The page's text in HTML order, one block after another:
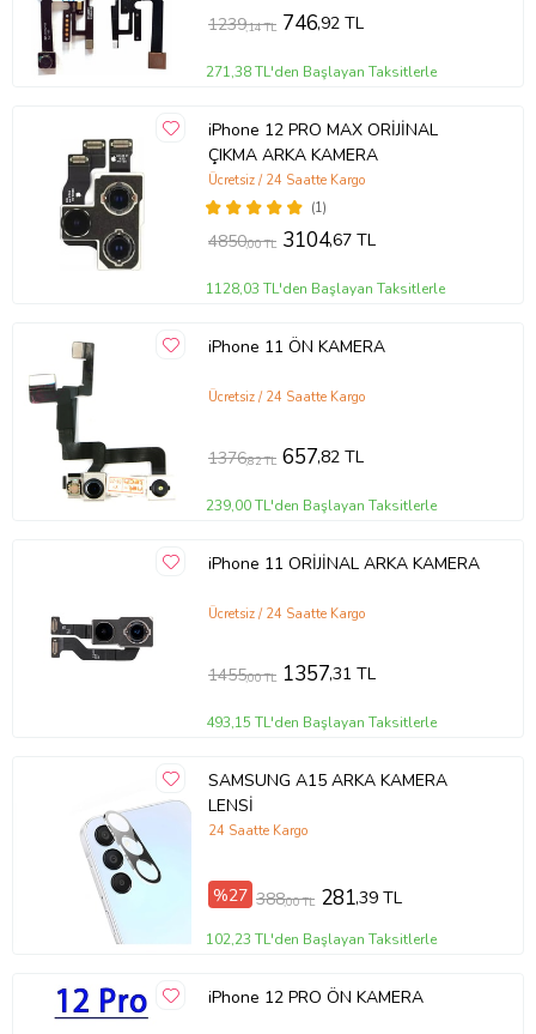
1239,14 TL 746,92 TL
271,38 TL'den Başlayan Taksitlerle
iPhone 12 PRO MAX ORİJİNAL
ÇIKMA ARKA KAMERA
(1)
Ücretsiz / 24 Saatte Kargo
4850,00 TL 3104,67 TL
1128,03 TL'den Başlayan Taksitlerle
iPhone 11 ÖN KAMERA
Ücretsiz / 24 Saatte Kargo
1376,82 TL 657,82 TL
239,00 TL'den Başlayan Taksitlerle
iPhone 11 ORİJİNAL ARKA KAMERA
Ücretsiz / 24 Saatte Kargo
1455,00 TL 1357,31 TL
493,15 TL'den Başlayan Taksitlerle
SAMSUNG A15 ARKA KAMERA
LENSİ
24 Saatte Kargo
%27 388,00 TL 281,39 TL
102,23 TL'den Başlayan Taksitlerle
iPhone 12 PRO ÖN KAMERA